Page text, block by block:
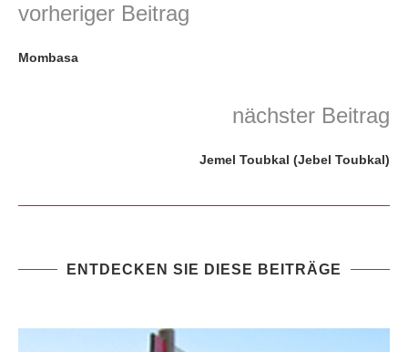
vorheriger Beitrag
Mombasa
nächster Beitrag
Jemel Toubkal (Jebel Toubkal)
ENTDECKEN SIE DIESE BEITRÄGE